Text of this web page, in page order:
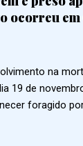
com a gestão
que já
em: 🔥
ocorreu em
na
19 de
foragido
para o Sítio